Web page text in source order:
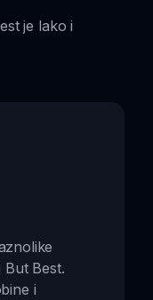
je lako i
Best.
i